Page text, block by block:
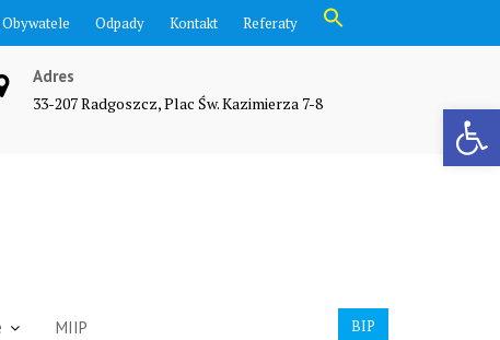
Otwórz pasek narzędzi
Odpady Kontakt Referaty
Search Button
Adres
33-207 Radgoszcz, Plac Św. Kazimierza 7-8
BIP
MIIP